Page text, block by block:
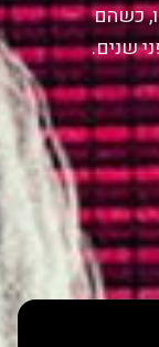
כשהם
שנים.